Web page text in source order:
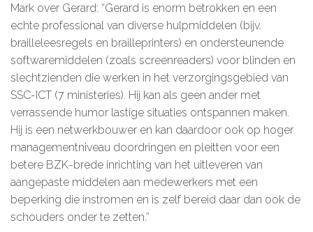
Ver- en vooroordelencheck
De Teamaanpak
De Escaperoom
Bekijk volledig overzicht
Sluit je ook aan
In jouw organisatie
De beweging in cijfers
Mark over Gerard: “Gerard is enorm betrokken en een
echte professional van diverse hulpmiddelen (bijv.
brailleleesregels en brailleprinters) en ondersteunende
softwaremiddelen (zoals screenreaders) voor blinden en
slechtzienden die werken in het verzorgingsgebied van
SSC-ICT (7 ministeries). Hij kan als geen ander met
verrassende humor lastige situaties ontspannen maken.
Hij is een netwerkbouwer en kan daardoor ook op hoger
managementniveau doordringen en pleitten voor een
betere BZK-brede inrichting van het uitleveren van
aangepaste middelen aan medewerkers met een
beperking die instromen en is zelf bereid daar dan ook de
schouders onder te zetten.”